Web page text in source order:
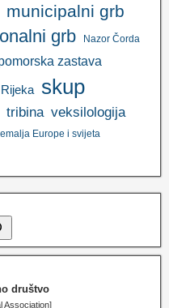
municipalni grb
grb Nazor Čorda
zastava
Rijeka skup
tribina veksilologija
Europe i svijeta
društvo
Association]